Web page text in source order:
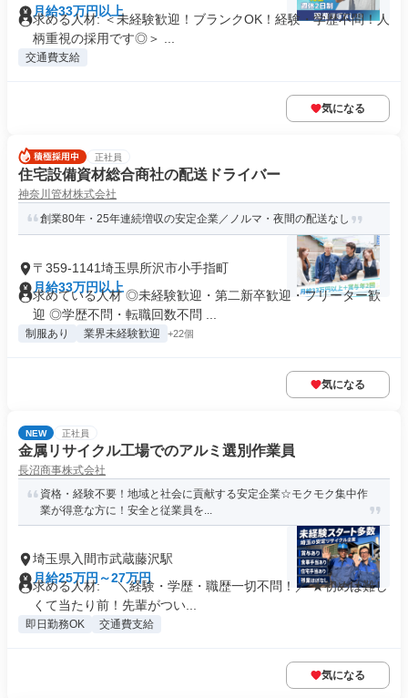
月給33万円以上
求める人材: ＜未経験歓迎！ブランクOK！経験・学歴不問！人
柄重視の採用です◎＞ ...
交通費支給
気になる
正社員
住宅設備資材総合商社の配送ドライバー
神奈川管材株式会社
創業80年・25年連続増収の安定企業／ノルマ・夜間の配送なし
〒359-1141埼玉県所沢市小手指町
月給33万円以上
求めている人材 ◎未経験歓迎・第二新卒歓迎・フリーター歓
迎 ◎学歴不問・転職回数不問 ...
制服あり 業界未経験歓迎 +22個
気になる
NEW 正社員
金属リサイクル工場でのアルミ選別作業員
長沼商事株式会社
資格・経験不要！地域と社会に貢献する安定企業☆モクモク集中作
業が得意な方に！安全と従業員を...
埼玉県入間市武蔵藤沢駅
月給25万円～27万円
求める人材: ＼経験・学歴・職歴一切不問！／ ★初めは難し
くて当たり前！先輩がつい...
即日勤務OK 交通費支給
気になる